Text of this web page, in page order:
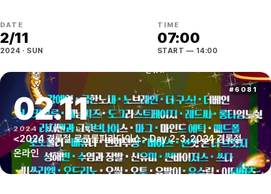
DATE
2/11
2024 · SUN
TIME
07:00
START — 14:00
# 6081
02.11
2024 ·SUN·LIVE
<2024 경록절 로큰롤파라다이스> Day 2-3. 2024 경록절
온라인